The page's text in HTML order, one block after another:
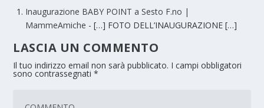
Inaugurazione BABY POINT a Sesto F.no |
MammeAmiche - […] FOTO DELL’INAUGURAZIONE […]
LASCIA UN COMMENTO
Il tuo indirizzo email non sarà pubblicato. I campi obbligatori
sono contrassegnati*